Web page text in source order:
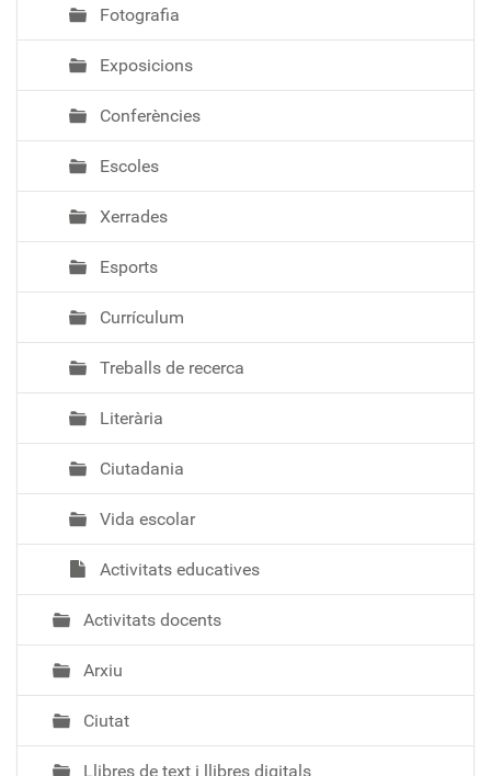
Fotografia
Exposicions
Conferències
Escoles
Xerrades
Esports
Currículum
Treballs de recerca
Literària
Ciutadania
Vida escolar
Activitats educatives
Activitats docents
Arxiu
Ciutat
Llibres de text i llibres digitals